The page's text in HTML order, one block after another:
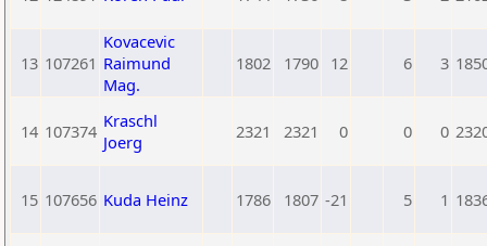
13 107261
Kovacevic
Raimund
Mag.
1802 1790 12 6 3
14 107374 Kraschl
Joerg
2321 2321 0 0 0
15 107656 Kuda Heinz 1786 1807 -21 5 1